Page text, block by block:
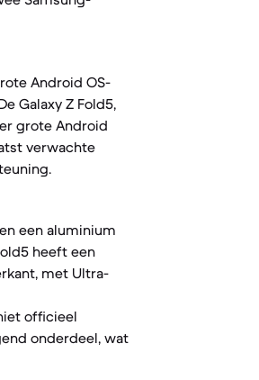
Android OS-
Galaxy Z Fold5,
grote Android
verwachte
een aluminium
heeft een
met Ultra-
officieel
onderdeel, wat